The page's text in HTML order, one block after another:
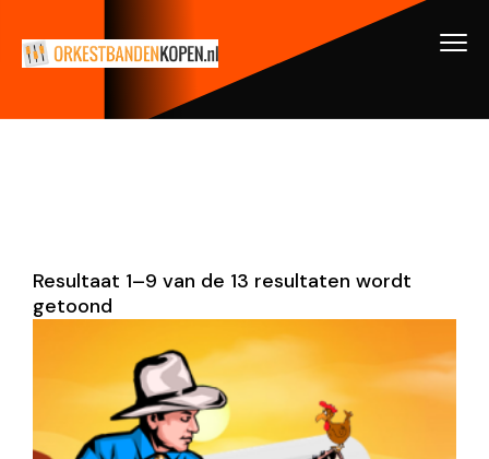
Resultaat 1–9 van de 13 resultaten wordt
getoond